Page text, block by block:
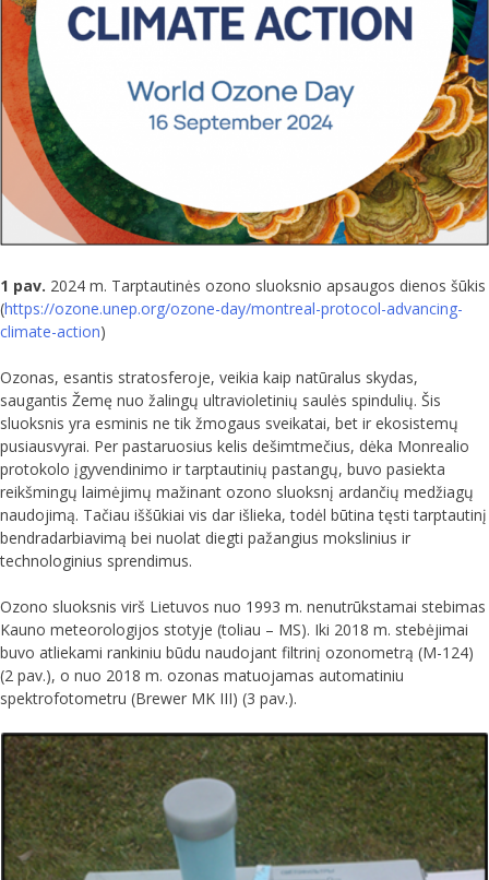
1 pav. 2024 m. Tarptautinės ozono sluoksnio apsaugos dienos šūkis
(https://ozone.unep.org/ozone-day/montreal-protocol-advancing-
climate-action)
Ozonas, esantis stratosferoje, veikia kaip natūralus skydas,
saugantis Žemę nuo žalingų ultravioletinių saulės spindulių. Šis
sluoksnis yra esminis ne tik žmogaus sveikatai, bet ir ekosistemų
pusiausvyrai. Per pastaruosius kelis dešimtmečius, dėka Monrealio
protokolo įgyvendinimo ir tarptautinių pastangų, buvo pasiekta
reikšmingų laimėjimų mažinant ozono sluoksnį ardančių medžiagų
naudojimą. Tačiau iššūkiai vis dar išlieka, todėl būtina tęsti tarptautinį
bendradarbiavimą bei nuolat diegti pažangius mokslinius ir
technologinius sprendimus.
Ozono sluoksnis virš Lietuvos nuo 1993 m. nenutrūkstamai stebimas
Kauno meteorologijos stotyje (toliau – MS). Iki 2018 m. stebėjimai
buvo atliekami rankiniu būdu naudojant filtrinį ozonometrą (M-124)
(2 pav.), o nuo 2018 m. ozonas matuojamas automatiniu
spektrofotometru (Brewer MK III) (3 pav.).